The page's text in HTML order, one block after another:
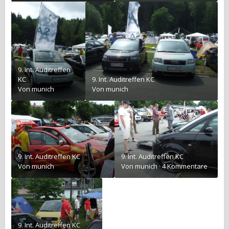
9. Int. Auditreffen
KC
Vonmunich
9. Int. Auditreffen KC
Vonmunich
9. Int. Auditreffen KC
Vonmunich
9. Int. Auditreffen KC
Von munich ·4 Kommentare
9. Int. Auditreffen KC